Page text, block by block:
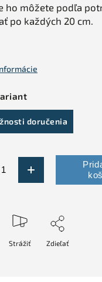
doručenia
ho môžete podľa
po každých 20 cm.
Strážiť Zdieľať